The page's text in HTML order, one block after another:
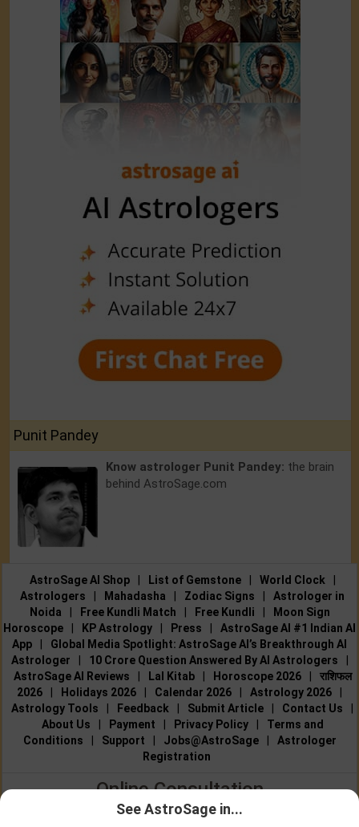
Punit Pandey
Know astrologer Punit Pandey: the brain
behind AstroSage.com
AstroSage AI Shop | List of Gemstone | World Clock
|
Astrologers
| Mahadasha | Zodiac Signs |
Astrologer in
Noida
| Free Kundli Match | Free Kundli |
Moon Sign
Horoscope
| KP Astrology | Press |
AstroSage AI #1 Indian AI
App
|
Global Media Spotlight: AstroSage AI’s Breakthrough AI
Astrologer
| 10 Crore Question Answered By AI Astrologers
|
AstroSage AI Reviews
| Lal Kitab | Horoscope 2026 |
राशिफल
2026
| Holidays 2026 | Calendar 2026 | Astrology 2026
|
Astrology Tools
| Feedback | Submit Article | Contact Us
|
About Us
| Payment | Privacy Policy |
Terms and
Conditions
| Support | Jobs@AstroSage |
Astrologer
Registration
Online Consultation
Talk to Astrologers|Chat with Astrologer
See AstroSage in...